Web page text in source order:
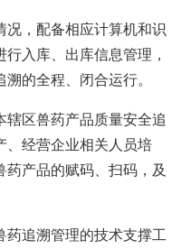
况，配备相应计算机和识
入库、出库信息管理，
的全程、闭合运行。
辖区兽药产品质量安全追
、经营企业相关人员培
产品的赋码、扫码，及
药追溯管理的技术支撑工